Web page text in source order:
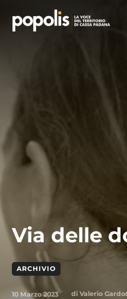
Via delle
ARCHIVIO
10 Marzo 2023 di Valerio